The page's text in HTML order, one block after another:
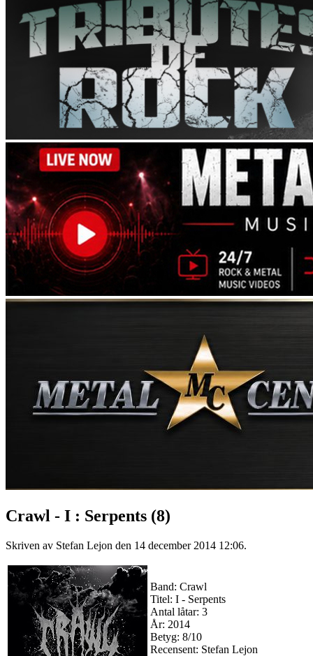
Crawl - I : Serpents (8)
Skriven av Stefan Lejon den 14 december 2014 12:06.
Band: Crawl
Titel: I - Serpents
Antal låtar: 3
År: 2014
Betyg: 8/10
Recensent: Stefan Lejon